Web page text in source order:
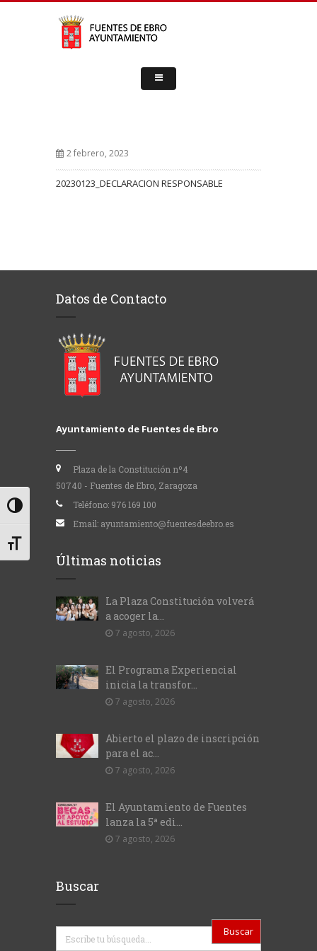
Alternar alto contraste
Alternar tamaño de letra
2 febrero, 2023
20230123_DECLARACION RESPONSABLE
Datos de Contacto
Ayuntamiento de Fuentes de Ebro
Plaza de la Constitución nº4
50740 - Fuentes de Ebro, Zaragoza
Teléfono: 976 169 100
Email: ayuntamiento@fuentesdeebro.es
Últimas noticias
La Plaza Constitución volverá
a acoger la...
7 agosto, 2026
El Programa Experiencial
inicia la transfor...
7 agosto, 2026
Abierto el plazo de inscripción
para el ac...
7 agosto, 2026
El Ayuntamiento de Fuentes
lanza la 5ª edi...
7 agosto, 2026
Buscar
Buscar